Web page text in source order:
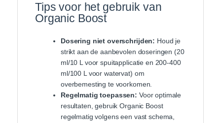
Tips voor het gebruik van
Organic Boost
Dosering niet overschrijden: Houd je
strikt aan de aanbevolen doseringen (20
ml/10 L voor spuitapplicatie en 200-400
ml/100 L voor watervat) om
overbemesting te voorkomen.
Regelmatig toepassen: Voor optimale
resultaten, gebruik Organic Boost
regelmatig volgens een vast schema,